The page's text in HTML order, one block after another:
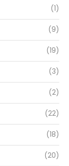
(1)
(9)
(19)
(3)
(2)
(22)
(18)
(20)